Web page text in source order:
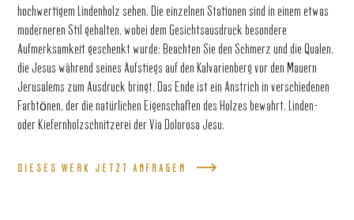
hochwertigem Lindenholz sehen. Die einzelnen Stationen sind in einem etwas
moderneren Stil gehalten, wobei dem Gesichtsausdruck besondere
Aufmerksamkeit geschenkt wurde: Beachten Sie den Schmerz und die Qualen,
die Jesus während seines Aufstiegs auf den Kalvarienberg vor den Mauern
Jerusalems zum Ausdruck bringt. Das Ende ist ein Anstrich in verschiedenen
Farbtönen, der die natürlichen Eigenschaften des Holzes bewahrt. Linden-
oder Kiefernholzschnitzerei der Via Dolorosa Jesu.
DIESES WERK JETZT ANFRAGEN